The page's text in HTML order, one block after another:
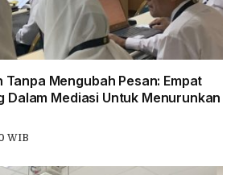
Tanpa Mengubah Pesan: Empat
Dalam Mediasi Untuk Menurunkan
WIB